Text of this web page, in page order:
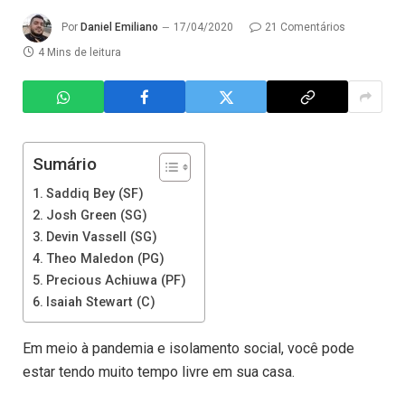
Por Daniel Emiliano 17/04/2020
21 Comentários
4 Mins de leitura
Sumário
Saddiq Bey (SF)
Josh Green (SG)
Devin Vassell (SG)
Theo Maledon (PG)
Precious Achiuwa (PF)
Isaiah Stewart (C)
Em meio à pandemia e isolamento social, você pode
estar tendo muito tempo livre em sua casa.